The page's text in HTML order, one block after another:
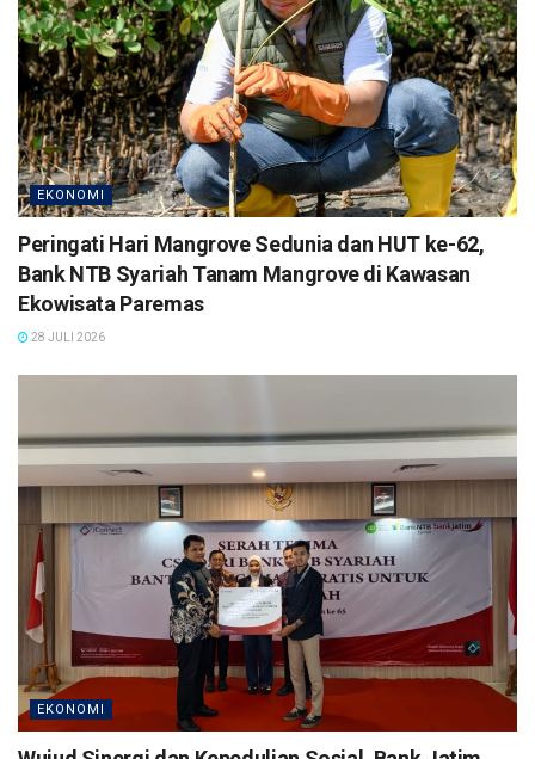
EKONOMI
Peringati Hari Mangrove Sedunia dan HUT ke-62,
Bank NTB Syariah Tanam Mangrove di Kawasan
Ekowisata Paremas
28 JULI 2026
EKONOMI